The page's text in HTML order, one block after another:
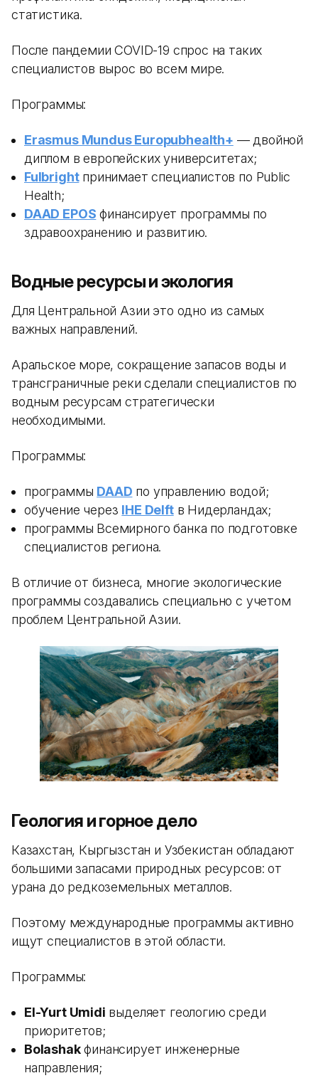
статистика.
После пандемии COVID-19 спрос на таких
специалистов вырос во всем мире.
Программы:
Erasmus Mundus Europubhealth+ — двойной
диплом в европейских университетах;
Fulbrightпринимает специалистов по Public
Health;
DAAD EPOS финансирует программы по
здравоохранению и развитию.
Водные ресурсы и экология
Для Центральной Азии это одно из самых
важных направлений.
Аральское море, сокращение запасов воды и
трансграничные реки сделали специалистов по
водным ресурсам стратегически
необходимыми.
Программы:
программы DAAD по управлению водой;
обучение через IHE Delftв Нидерландах;
программы Всемирного банка по подготовке
специалистов региона.
В отличие от бизнеса, многие экологические
программы создавались специально с учетом
проблем Центральной Азии.
Геология и горное дело
Казахстан, Кыргызстан и Узбекистан обладают
большими запасами природных ресурсов: от
урана до редкоземельных металлов.
Поэтому международные программы активно
ищут специалистов в этой области.
Программы:
El-Yurt Umidi выделяет геологию среди
приоритетов;
Bolashakфинансирует инженерные
направления;